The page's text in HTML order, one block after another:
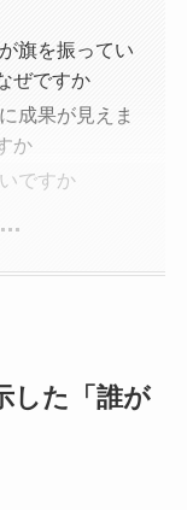
旗を振ってい
ぜですか
成果が見えま
か
ですか
した「誰が